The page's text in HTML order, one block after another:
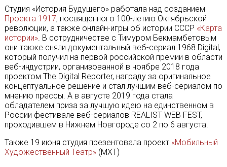
Студия «История Будущего» работала над созданием
Проекта 1917, посвященного 100-летию Октябрьской
революции, а также онлайн-игры об истории СССР «Карта
истории». В сотрудничестве с Тимуром Бекмамбетовым
они также сняли документальный веб-сериал 1968.Digital,
который получил на первой российской премии в области
веб-индустрии, организованной в ноябре 2018 года
проектом The Digital Reporter, награду за оригинальное
концептуальное решение и стал лучшим веб-сериалом по
мнению прессы. А в августе 2019 года стала
обладателем приза за лучшую идею на единственном в
России фестивале веб-сериалов REALIST WEB FEST,
проходившем в Нижнем Новгороде со 2 по 6 августа.
Также 19 июня студия презентовала проект «Мобильный
Художественный Театр»(МХТ)